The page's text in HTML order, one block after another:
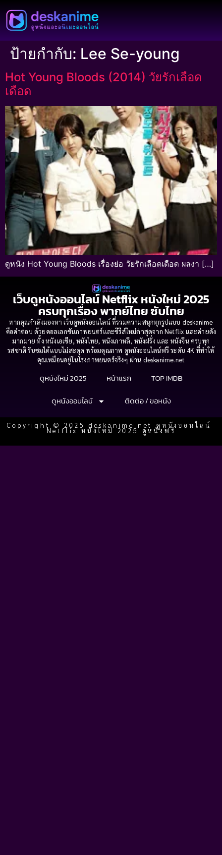
ป้ายกำกับ: Lee Se-young
Hot Young Bloods (2014) วัยรักเลือด
เดือด
ดูหนัง Hot Young Bloods เรื่องย่อ วัยรักเลือดเดือด ผลงา […]
เว็บดูหนังออนไลน์ Netflix หนังใหม่ 2025
ครบทุกเรื่อง พากย์ไทย ซับไทย
หากคุณกำลังมองหา เว็บดูหนังออนไลน์ ที่รวมความสนุกทุกรูปแบบ deskanime
คือคำตอบ ด้วยคอลเลกชันภาพยนตร์และซีรีส์ใหม่ล่าสุดจาก Netflix และค่ายดัง
มากมาย ทั้ง หนังเอเชีย, หนังไทย, หนังเกาหลี, หนังฝรั่ง และ หนังจีน ครบทุก
รสชาติ รับชมได้แบบไม่สะดุด พร้อมคุณภาพ ดูหนังออนไลน์ฟรี ระดับ 4K ที่ทำให้
คุณเหมือนอยู่ในโรงภาพยนตร์จริงๆ ผ่าน deskanime.net
ดูหนังใหม่ 2025 หน้าแรก
TOP IMDB
ดูหนังออนไลน์
ติดต่อ / ขอหนัง
Copyright © 2025 deskanime.net ดูหนังออนไลน์
Netflix หนังใหม่ 2025 ดูหนังฟรี